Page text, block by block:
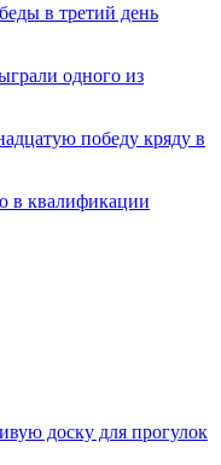
в третий день
одного из
победу кряду в
в квалификации
доску для прогулок